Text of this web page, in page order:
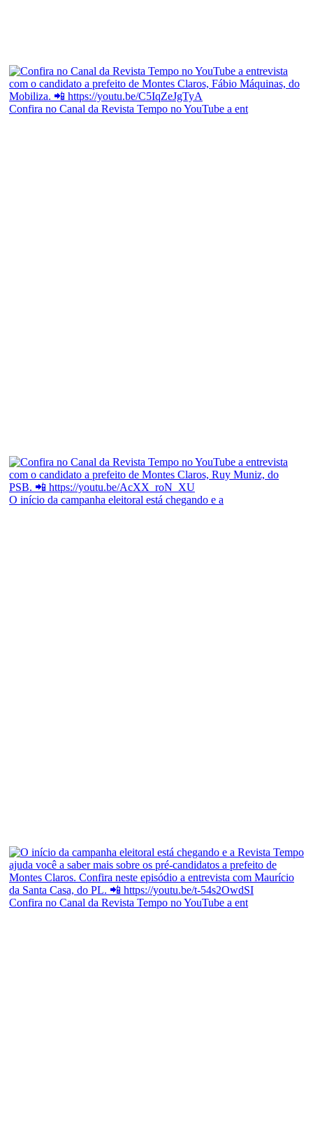
Confira no Canal da Revista Tempo no YouTube a ent
O início da campanha eleitoral está chegando e a
Confira no Canal da Revista Tempo no YouTube a ent